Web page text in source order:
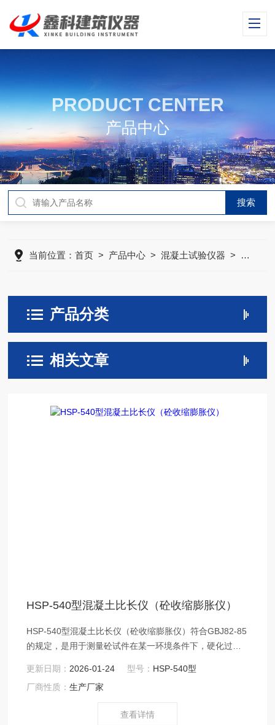
PRODUCT CENTER
产品中心
当前位置：首页 > 产品中心 >混凝土试验仪器 > 混凝土
产品分类
相关文章
HSP-540型混凝土比长仪（砼收缩膨胀仪）
HSP-540型混凝土比长仪（砼收缩膨胀仪）符合GBJ82-85
的规定，是用于测量砼试件在某一环境条件下，硬化过程
所、教育部门、设计和施工单位对砊的特性进行研究、教
育、质量控制和检测提供可靠依据。
更新日期： 2026-01-24 型号： HSP-540型
厂商性质：生产厂家
查看详情